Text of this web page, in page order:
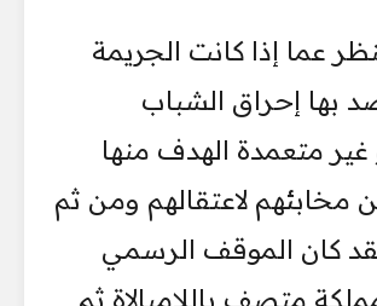
عما إذا كانت الجريمة
بها إحراق الشباب
غير متعمدة الهدف منها
مخابئهم لاعتقالهم ومن ثم
كان الموقف الرسمي
متصف باللامبالاة ثم